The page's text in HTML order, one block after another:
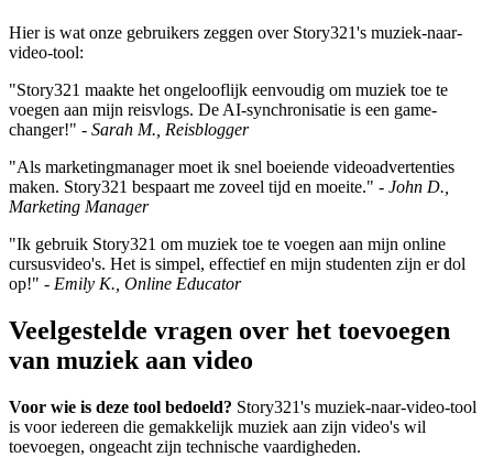
Hier is wat onze gebruikers zeggen over Story321's muziek-naar-
video-tool:
"Story321 maakte het ongelooflijk eenvoudig om muziek toe te
voegen aan mijn reisvlogs. De AI-synchronisatie is een game-
changer!" - Sarah M., Reisblogger
"Als marketingmanager moet ik snel boeiende videoadvertenties
maken. Story321 bespaart me zoveel tijd en moeite." - John D.,
Marketing Manager
"Ik gebruik Story321 om muziek toe te voegen aan mijn online
cursusvideo's. Het is simpel, effectief en mijn studenten zijn er dol
op!" - Emily K., Online Educator
Veelgestelde vragen over het toevoegen
van muziek aan video
Voor wie is deze tool bedoeld? Story321's muziek-naar-video-tool
is voor iedereen die gemakkelijk muziek aan zijn video's wil
toevoegen, ongeacht zijn technische vaardigheden.